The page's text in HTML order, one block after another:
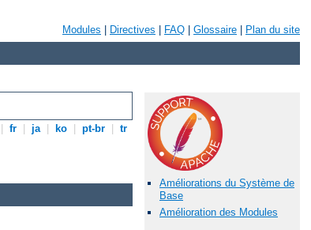
Modules Directives FAQ Glossaire Plan du site
fr ja ko pt-br tr
Améliorations du Système de
Base
Amélioration des Modules